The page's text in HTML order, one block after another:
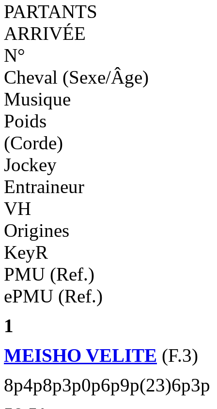
PARTANTS
ARRIVÉE
N°
Cheval (Sexe/Âge)
Musique
Poids
(Corde)
Jockey
Entraineur
VH
Origines
KeyR
PMU (Ref.)
ePMU (Ref.)
1
MEISHO VELITE (F.3)
8p4p8p3p0p6p9p(23)6p3p